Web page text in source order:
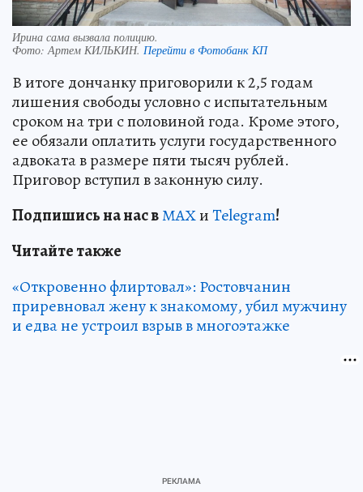
Ирина сама вызвала полицию.
Фото: Артем КИЛЬКИН. Перейти в Фотобанк КП
В итоге дончанку приговорили к 2,5 годам
лишения свободы условно с испытательным
сроком на три с половиной года. Кроме этого,
ее обязали оплатить услуги государственного
адвоката в размере пяти тысяч рублей.
Приговор вступил в законную силу.
Подпишись на нас вМАХиTelegram!
Читайте также
«Откровенно флиртовал»: Ростовчанин
приревновал жену к знакомому, убил мужчину
и едва не устроил взрыв в многоэтажке